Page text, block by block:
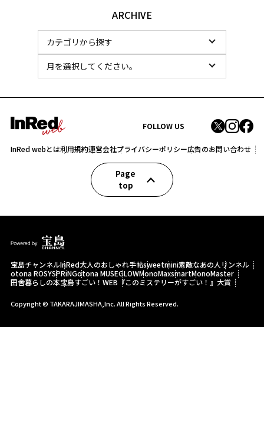
ARCHIVE
FOLLOW US
InRed webとは利用規約運営会社プライバシーポリシー広告のお問い合わせ
Page
top
宝島チャンネルInRed大人のおしゃれ手帖sweetmini素敵なあの人 リンネル
otona ROSYSPRiNGotona MUSEGLOWMonoMaxsmartMonoMaster
田舎暮らしの本宝島すごい！WEB 『このミステリーがすごい！』大賞
Copyright © TAKARAJIMASHA,Inc. All Rights Reserved.